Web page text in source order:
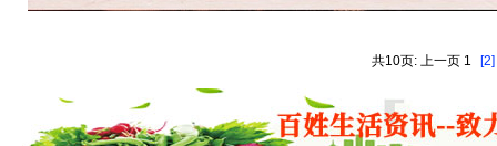
共10页: 上一页 1 [2]